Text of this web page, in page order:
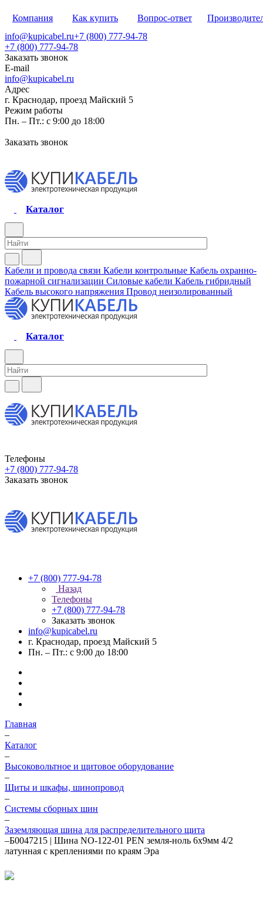
Компания Как купить Вопрос-ответ
info@kupicabel.ru+7 (800) 777-94-78
+7 (800) 777-94-78
Заказать звонок
E-mail
info@kupicabel.ru
Адрес
г. Краснодар, проезд Майский 5
Режим работы
Пн. – Пт.: с 9:00 до 18:00
Заказать звонок
Каталог
Кабели и провода связи Кабели контрольные Кабель охранно-
пожарной сигнализации Силовые кабели Кабель гибридный
Кабель высокого напряжения Провод неизолированный
Каталог
Телефоны
+7 (800) 777-94-78
Заказать звонок
+7 (800) 777-94-78
Назад
Телефоны
+7 (800) 777-94-78
Заказать звонок
info@kupicabel.ru
г. Краснодар, проезд Майский 5
Пн. – Пт.: с 9:00 до 18:00
Главная
–
Каталог
–
Высоковольтное и щитовое оборудование
–
Щиты и шкафы, шинопровод
–
Системы сборных шин
–
Заземляющая шина для распределительного щита
–Б0047215 | Шина NO-122-01 PEN земля-ноль 6х9мм 4/2
латунная с креплениями по краям Эра